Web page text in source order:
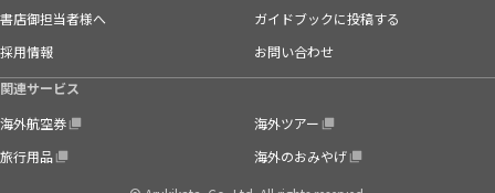
書店御担当者様へ
ガイドブックに投稿する
採用情報
お問い合わせ
関連サービス
海外航空券
海外ツアー
旅行用品
海外のおみやげ